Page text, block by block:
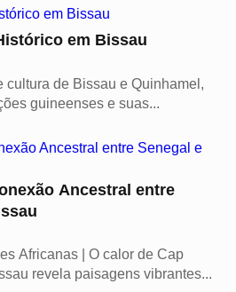
em Bissau
cultura de Bissau e Quinhamel,
guineenses e suas...
Ancestral entre
Africanas | O calor de Cap
revela paisagens vibrantes...